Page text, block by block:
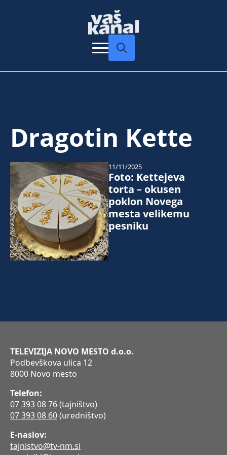
Dragotin Kette
Foto: Kettejeva
torta – okusen
poklon Novega
mesta velikemu
pesniku
11/11/2025
TELEVIZIJA NOVO MESTO d.o.o.
Podbevškova ulica 12
8000 Novo mesto
Telefon:
07 393 08 76(tajništvo)
07 393 08 60(uredništvo)
E-naslov:
tajnistvo@tv-nm.si